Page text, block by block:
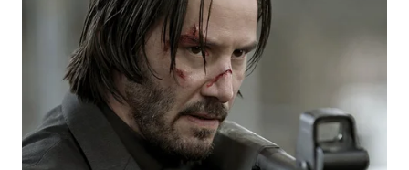
PURWAKARTA
WN
PRIANGAN
TIMUR